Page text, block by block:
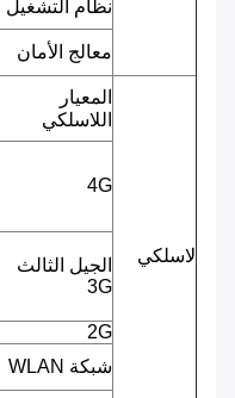
نظام التشغيل
معالج الأمان
لاسلكي
المعيار
اللاسلكي
4G
الجيل الثالث
3G
2G
شبكة WLAN